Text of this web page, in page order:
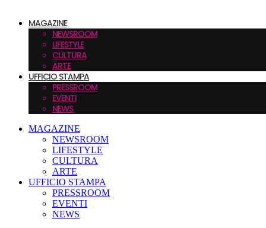
MAGAZINE
NEWSROOM
LIFESTYLE
CULTURA
ARTE
UFFICIO STAMPA
PRESSROOM
EVENTI
NEWS
MAGAZINE
NEWSROOM
LIFESTYLE
CULTURA
ARTE
UFFICIO STAMPA
PRESSROOM
EVENTI
NEWS